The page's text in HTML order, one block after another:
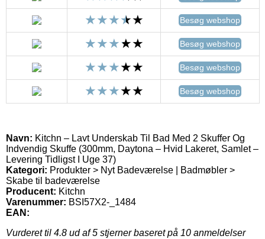
Besøg webshop
Besøg webshop
Besøg webshop
Besøg webshop
Navn: Kitchn – Lavt Underskab Til Bad Med 2 Skuffer Og
Indvendig Skuffe (300mm, Daytona – Hvid Lakeret, Samlet –
Levering Tidligst I Uge 37)
Kategori: Produkter > Nyt Badeværelse | Badmøbler >
Skabe til badeværelse
Producent: Kitchn
Varenummer: BSI57X2-_1484
EAN:
Vurderet til 4.8 ud af 5 stjerner baseret på 10 anmeldelser